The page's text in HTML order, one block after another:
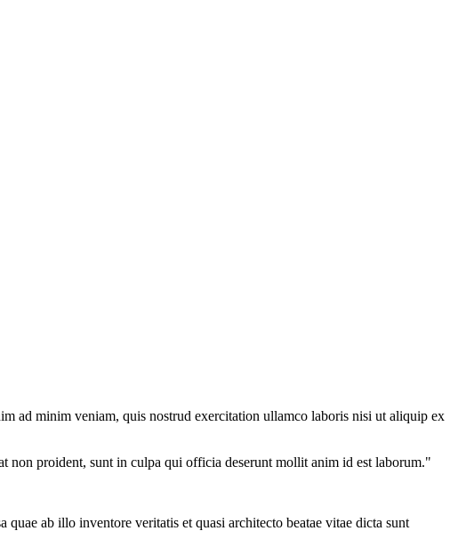
ad minim veniam, quis nostrud exercitation ullamco laboris nisi ut aliquip ex
non proident, sunt in culpa qui officia deserunt mollit anim id est laborum."
ab illo inventore veritatis et quasi architecto beatae vitae dicta sunt